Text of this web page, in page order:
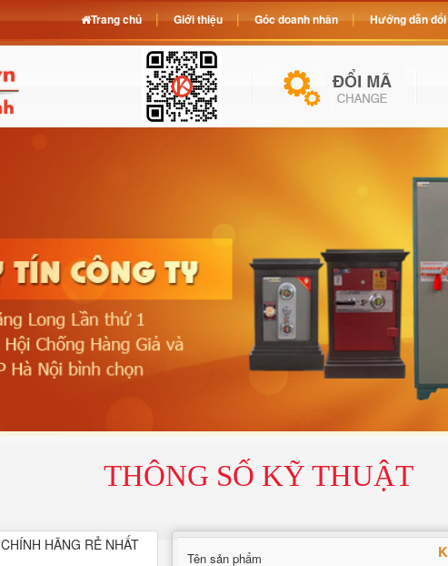
THÔNG SỐ KỸ THUẬT
Tên sản phẩm
Trang chủ Giới thiệu Góc doanh nhân Hướng dẫn